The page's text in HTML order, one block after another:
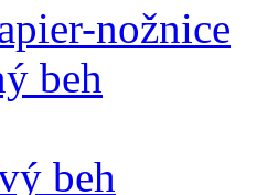
nožnice
beh
beh